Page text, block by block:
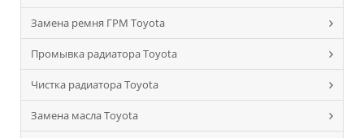
Замена ремня ГРМ Toyota
Промывка радиатора Toyota
Чистка радиатора Toyota
Замена масла Toyota